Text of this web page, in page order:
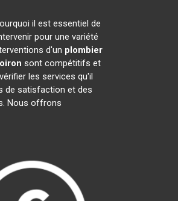
il est essentiel de
pour une variété
d'un plombier
sont compétitifs et
les services qu'il
de satisfaction et des
Nous offrons